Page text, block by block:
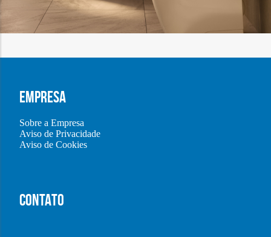
EMPRESA
Sobre a Empresa
Aviso de Privacidade
Aviso de Cookies
CONTATO